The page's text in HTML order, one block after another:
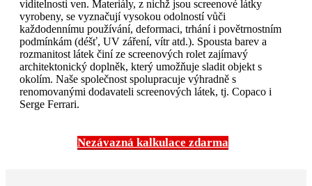
viditelnosti ven. Materiály, z nichž jsou screenové látky
vyrobeny, se vyznačují vysokou odolností vůči
každodennímu používání, deformaci, trhání i povětrnostním
podmínkám (déšť, UV záření, vítr atd.). Spousta barev a
rozmanitost látek činí ze screenových rolet zajímavý
architektonický doplněk, který umožňuje sladit objekt s
okolím. Naše společnost spolupracuje výhradně s
renomovanými dodavateli screenových látek, tj. Copaco i
Serge Ferrari.
Nezávazná kalkulace zdarma